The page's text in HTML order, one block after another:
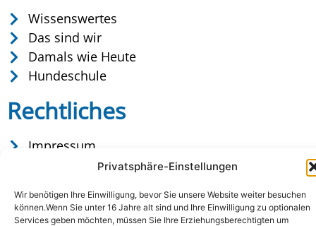
Privatsphäre-Einstellungen
Wir benötigen Ihre Einwilligung, bevor Sie unsere Website weiter besuchen
können.Wenn Sie unter 16 Jahre alt sind und Ihre Einwilligung zu optionalen
Services geben möchten, müssen Sie Ihre Erziehungsberechtigten um
Wissenswertes
Das sind wir
Damals wie Heute
Hundeschule
Rechtliches
Impressum
Datenschutz